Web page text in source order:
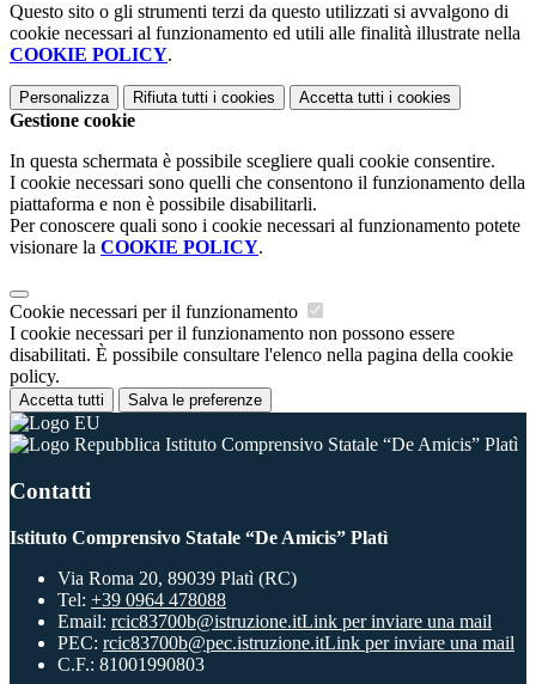
Questo sito o gli strumenti terzi da questo utilizzati si avvalgono di
cookie necessari al funzionamento ed utili alle finalità illustrate nella
COOKIE POLICY.
Personalizza Rifiuta tutti i cookies Accetta tutti i cookies
Gestione cookie
In questa schermata è possibile scegliere quali cookie consentire.
I cookie necessari sono quelli che consentono il funzionamento della
piattaforma e non è possibile disabilitarli.
Per conoscere quali sono i cookie necessari al funzionamento potete
visionare la COOKIE POLICY.
Cookie necessari per il funzionamento
I cookie necessari per il funzionamento non possono essere
disabilitati. È possibile consultare l'elenco nella pagina della cookie
policy.
Accetta tutti Salva le preferenze
Istituto Comprensivo Statale “De Amicis” Platì
Contatti
Istituto Comprensivo Statale “De Amicis” Platì
Via Roma 20, 89039 Platì (RC)
Tel: +39 0964 478088
Email: rcic83700b@istruzione.itLink per inviare una mail
PEC: rcic83700b@pec.istruzione.itLink per inviare una mail
C.F.: 81001990803